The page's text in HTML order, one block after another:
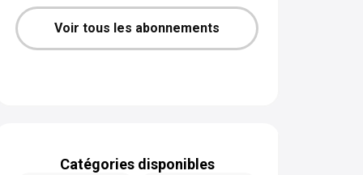
Voir tous les abonnements
Catégories disponibles